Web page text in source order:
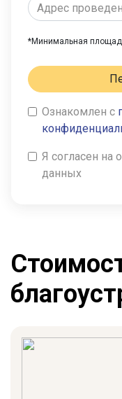
*Минимальная
Ознакомлен с
Я согласен на
данных